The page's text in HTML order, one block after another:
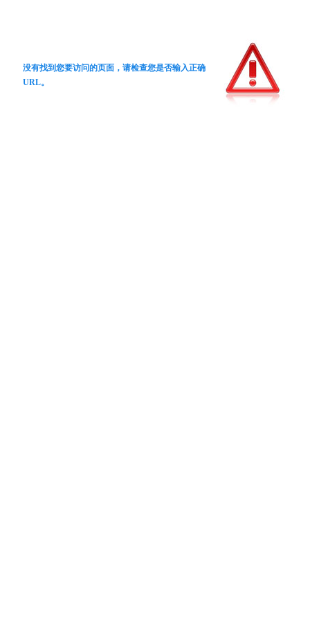
没有找到您要访问的页面，请检查您是否输入正确
URL。